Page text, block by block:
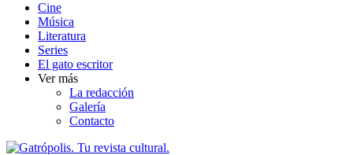
Cine
Música
Literatura
Series
El gato escritor
Ver más
La redacción
Galería
Contacto